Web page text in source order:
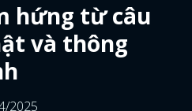
hứng từ câu
và thông
2025